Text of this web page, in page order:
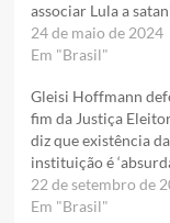
associar Lula a
24 de maio de 2024
Em "Brasil"
Gleisi Hoffmann
fim da Justiça
diz que existência da
instituição é
22 de setembro de
Em "Brasil"